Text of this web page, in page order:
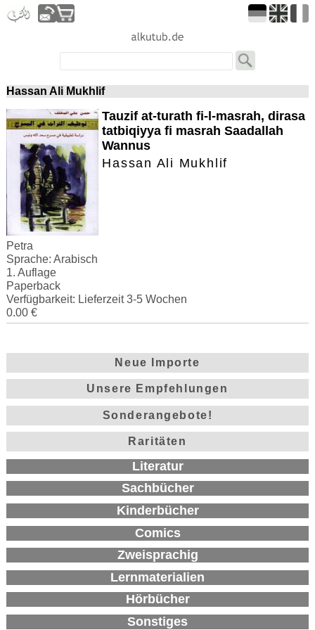
Hassan Ali Mukhlif
Tauzif at-turath fi-l-masrah, dirasa
tatbiqiyya fi masrah Saadallah
Wannus
Hassan Ali Mukhlif
Petra
Sprache: Arabisch
1. Auflage
Paperback
Verfügbarkeit: Lieferzeit 3-5 Wochen
0.00 €
Neue Importe
Unsere Empfehlungen
Sonderangebote!
Raritäten
Literatur
Sachbücher
Kinderbücher
Comics
Zweisprachig
Lernmaterialien
Hörbücher
Sonstiges